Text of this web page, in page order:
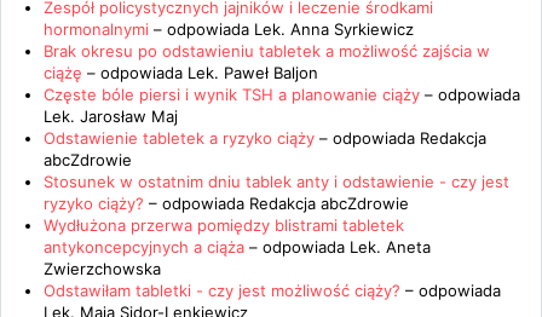
Zespół policystycznych jajników i leczenie środkami
hormonalnymi – odpowiada Lek. Anna Syrkiewicz
Brak okresu po odstawieniu tabletek a możliwość zajścia w
ciążę – odpowiada Lek. Paweł Baljon
Częste bóle piersi i wynik TSH a planowanie ciąży – odpowiada
Lek. Jarosław Maj
Odstawienie tabletek a ryzyko ciąży – odpowiada Redakcja
abcZdrowie
Stosunek w ostatnim dniu tablek anty i odstawienie - czy jest
ryzyko ciąży? – odpowiada Redakcja abcZdrowie
Wydłużona przerwa pomiędzy blistrami tabletek
antykoncepcyjnych a ciąża – odpowiada Lek. Aneta
Zwierzchowska
Odstawiłam tabletki - czy jest możliwość ciąży? – odpowiada
Lek. Maja Sidor-Lenkiewicz